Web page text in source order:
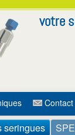
votre
Contact
seringues